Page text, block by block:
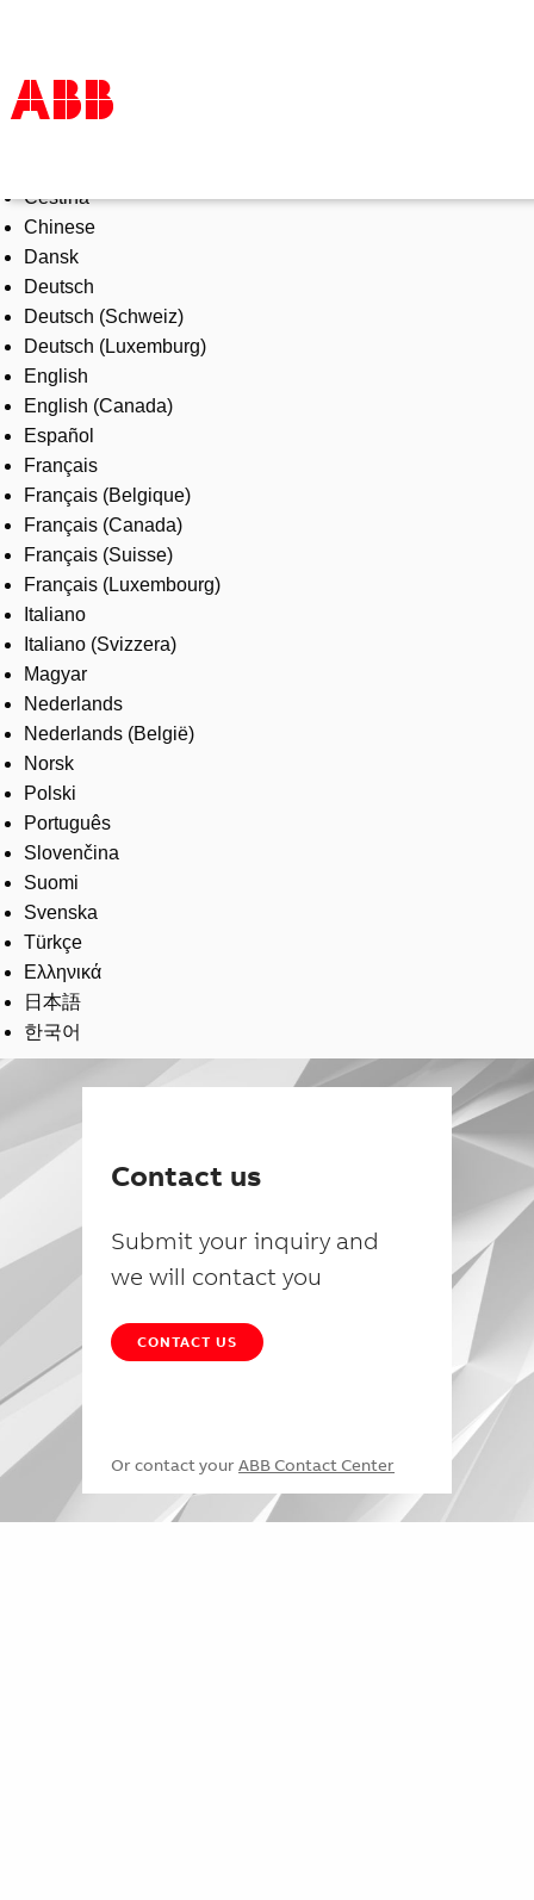
Products & Solutions
Industries
Services
About us
Where to buy
Contact us
Careers
Čeština
Chinese
Dansk
Deutsch
Deutsch (Schweiz)
Deutsch (Luxemburg)
English
English (Canada)
Español
Français
Français (Belgique)
Français (Canada)
Français (Suisse)
Français (Luxembourg)
Italiano
Italiano (Svizzera)
Magyar
Nederlands
Nederlands (België)
Norsk
Polski
Português
Slovenčina
Suomi
Svenska
Türkçe
Ελληνικά
日本語
한국어
Contact us
Submit your inquiry and
we will contact you
CONTACT US
Or contact your ABB Contact Center